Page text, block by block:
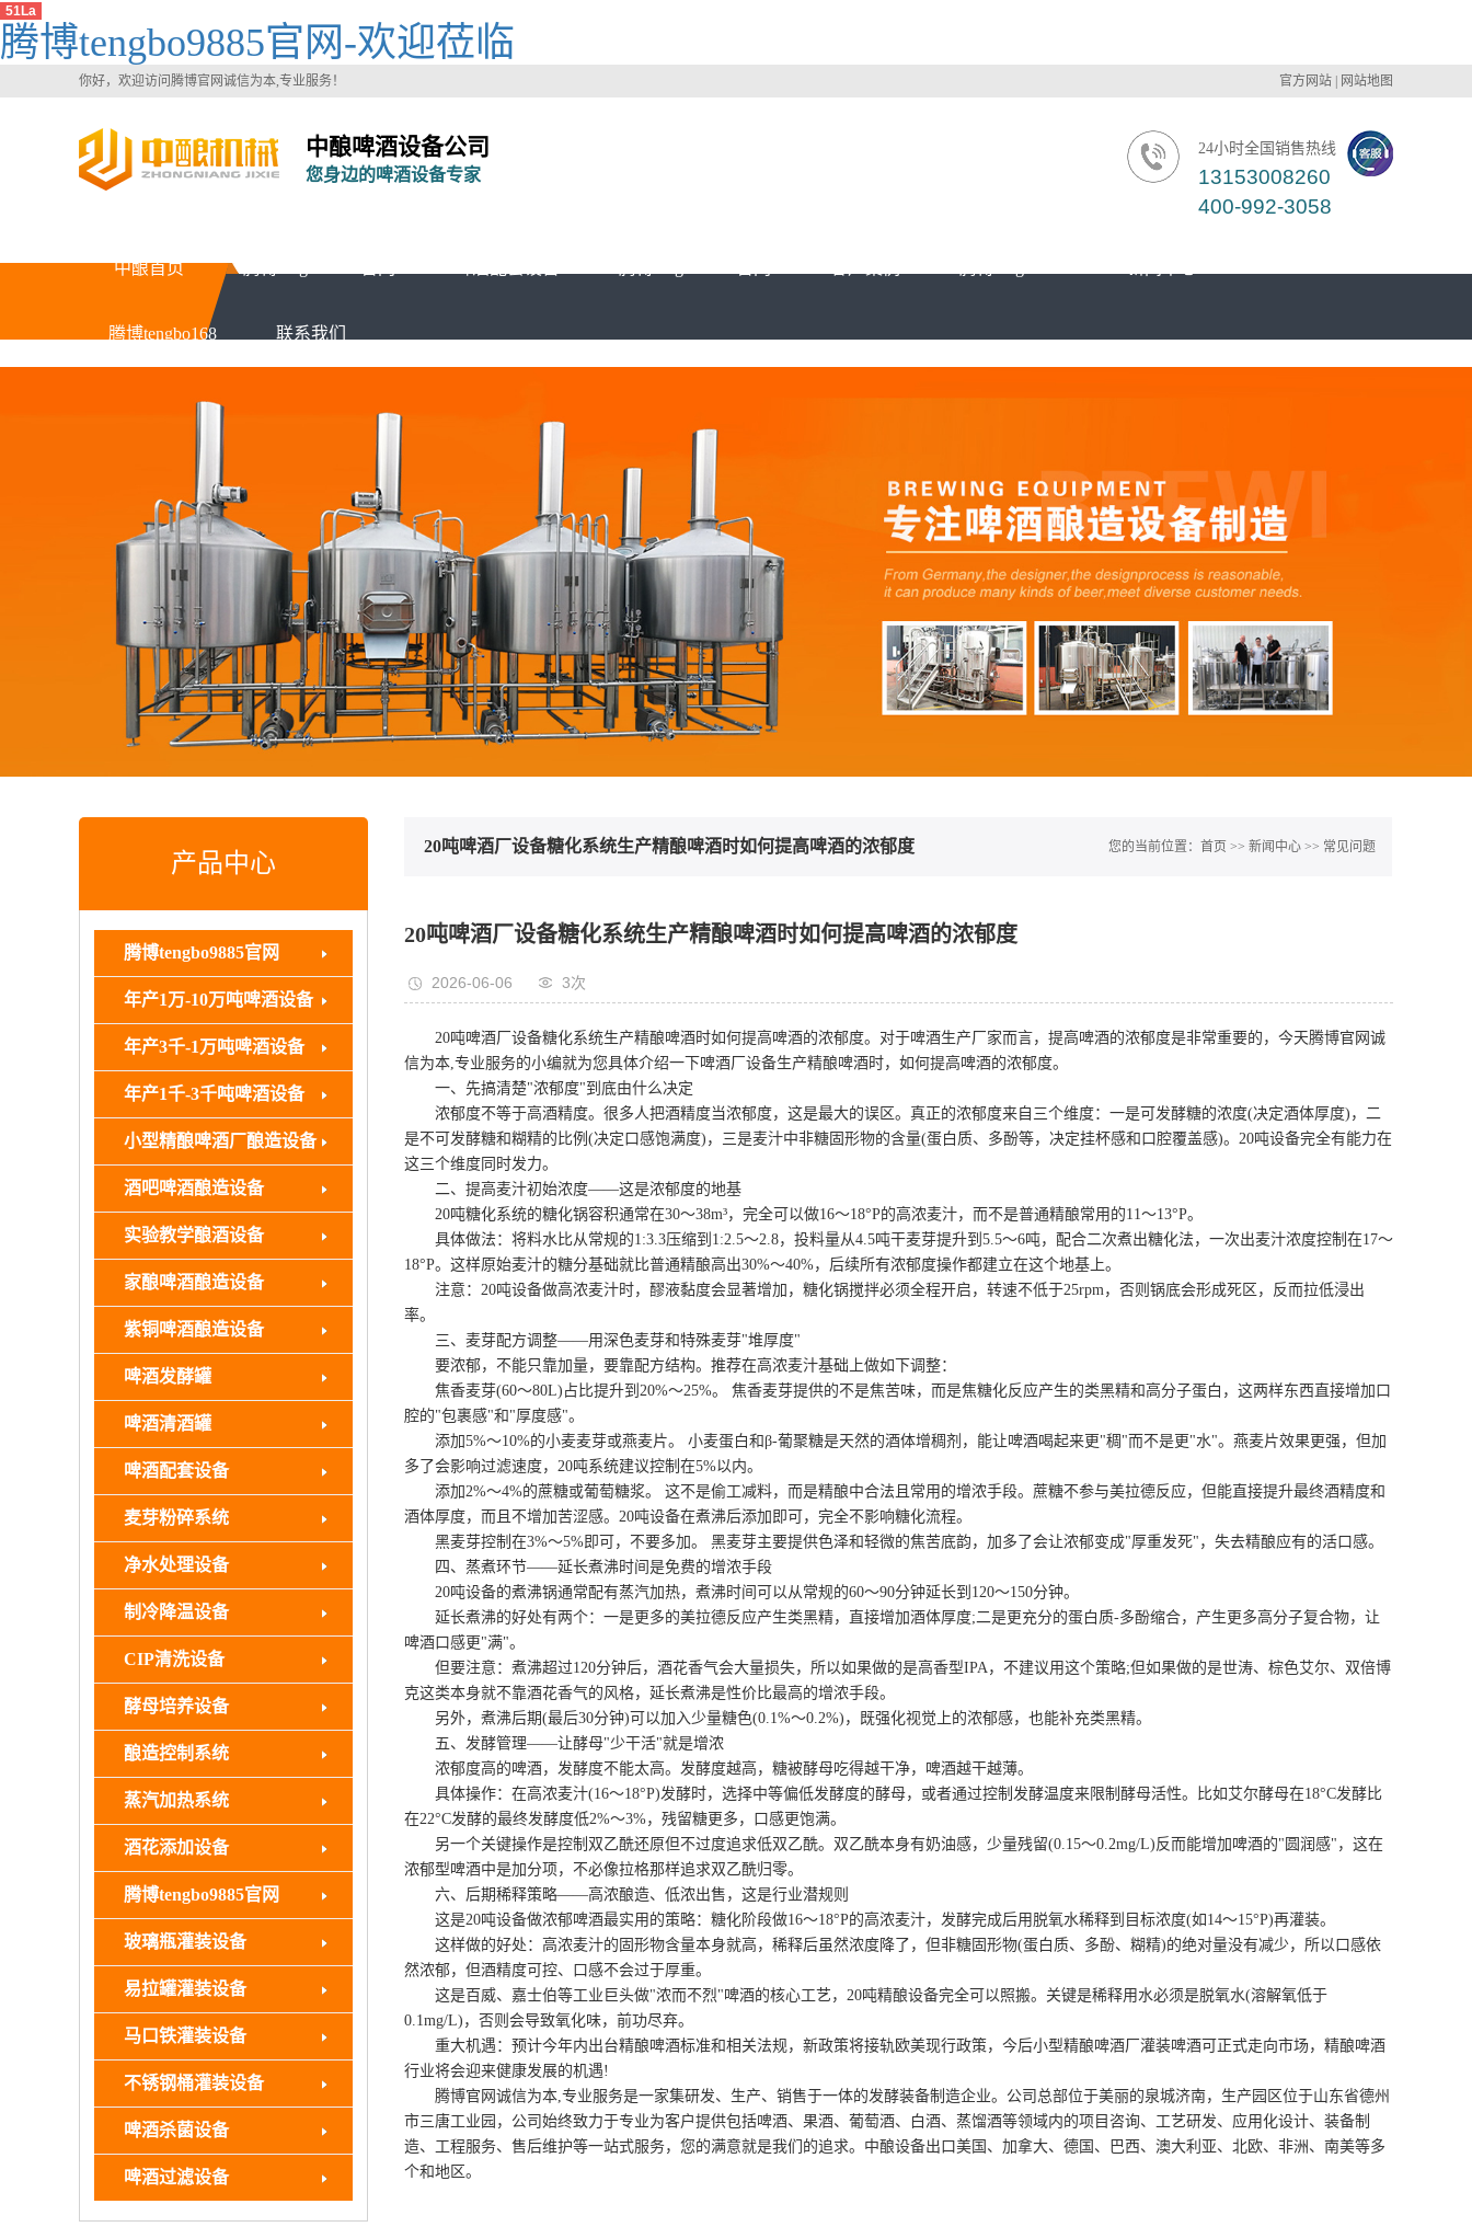
51La
腾博tengbo9885官网-欢迎莅临
你好，欢迎访问腾博官网诚信为本,专业服务！ 官方网站 网站地图
中酿啤酒设备公司
您身边的啤酒设备专家
24小时全国销售热线
13153008260
400-992-3058
中酿首页
腾博tengbo168 联系我们
产品中心
腾博tengbo9885官网
年产1万-10万吨啤酒设备
年产3千-1万吨啤酒设备
年产1千-3千吨啤酒设备
小型精酿啤酒厂酿造设备
酒吧啤酒酿造设备
实验教学酿酒设备
家酿啤酒酿造设备
紫铜啤酒酿造设备
啤酒发酵罐
啤酒清酒罐
啤酒配套设备
麦芽粉碎系统
净水处理设备
制冷降温设备
CIP清洗设备
酵母培养设备
酿造控制系统
蒸汽加热系统
酒花添加设备
腾博tengbo9885官网
玻璃瓶灌装设备
易拉罐灌装设备
马口铁灌装设备
不锈钢桶灌装设备
啤酒杀菌设备
啤酒过滤设备
20吨啤酒厂设备糖化系统生产精酿啤酒时如何提高啤酒的浓郁度 您的当前位置： 首页 >> 新闻中心 >> 常见问题
20吨啤酒厂设备糖化系统生产精酿啤酒时如何提高啤酒的浓郁度
2026-06-06 3次
20吨啤酒厂设备糖化系统生产精酿啤酒时如何提高啤酒的浓郁度。对于啤酒生产厂家而言，提高啤酒的浓郁度是非常重要的，今天腾博官网诚
信为本,专业服务的小编就为您具体介绍一下啤酒厂设备生产精酿啤酒时，如何提高啤酒的浓郁度。
一、先搞清楚"浓郁度"到底由什么决定
浓郁度不等于高酒精度。很多人把酒精度当浓郁度，这是最大的误区。真正的浓郁度来自三个维度：一是可发酵糖的浓度(决定酒体厚度)，二
是不可发酵糖和糊精的比例(决定口感饱满度)，三是麦汁中非糖固形物的含量(蛋白质、多酚等，决定挂杯感和口腔覆盖感)。20吨设备完全有能力在
这三个维度同时发力。
二、提高麦汁初始浓度——这是浓郁度的地基
20吨糖化系统的糖化锅容积通常在30～38m³，完全可以做16～18°P的高浓麦汁，而不是普通精酿常用的11～13°P。
具体做法：将料水比从常规的1:3.3压缩到1:2.5～2.8，投料量从4.5吨干麦芽提升到5.5～6吨，配合二次煮出糖化法，一次出麦汁浓度控制在17～
18°P。这样原始麦汁的糖分基础就比普通精酿高出30%～40%，后续所有浓郁度操作都建立在这个地基上。
注意：20吨设备做高浓麦汁时，醪液黏度会显著增加，糖化锅搅拌必须全程开启，转速不低于25rpm，否则锅底会形成死区，反而拉低浸出
率。
三、麦芽配方调整——用深色麦芽和特殊麦芽"堆厚度"
要浓郁，不能只靠加量，要靠配方结构。推荐在高浓麦汁基础上做如下调整：
焦香麦芽(60～80L)占比提升到20%～25%。 焦香麦芽提供的不是焦苦味，而是焦糖化反应产生的类黑精和高分子蛋白，这两样东西直接增加口
腔的"包裹感"和"厚度感"。
添加5%～10%的小麦麦芽或燕麦片。 小麦蛋白和β-葡聚糖是天然的酒体增稠剂，能让啤酒喝起来更"稠"而不是更"水"。燕麦片效果更强，但加
多了会影响过滤速度，20吨系统建议控制在5%以内。
添加2%～4%的蔗糖或葡萄糖浆。 这不是偷工减料，而是精酿中合法且常用的增浓手段。蔗糖不参与美拉德反应，但能直接提升最终酒精度和
酒体厚度，而且不增加苦涩感。20吨设备在煮沸后添加即可，完全不影响糖化流程。
黑麦芽控制在3%～5%即可，不要多加。 黑麦芽主要提供色泽和轻微的焦苦底韵，加多了会让浓郁变成"厚重发死"，失去精酿应有的活口感。
四、蒸煮环节——延长煮沸时间是免费的增浓手段
20吨设备的煮沸锅通常配有蒸汽加热，煮沸时间可以从常规的60～90分钟延长到120～150分钟。
延长煮沸的好处有两个：一是更多的美拉德反应产生类黑精，直接增加酒体厚度;二是更充分的蛋白质-多酚缩合，产生更多高分子复合物，让
啤酒口感更"满"。
但要注意：煮沸超过120分钟后，酒花香气会大量损失，所以如果做的是高香型IPA，不建议用这个策略;但如果做的是世涛、棕色艾尔、双倍博
克这类本身就不靠酒花香气的风格，延长煮沸是性价比最高的增浓手段。
另外，煮沸后期(最后30分钟)可以加入少量糖色(0.1%～0.2%)，既强化视觉上的浓郁感，也能补充类黑精。
五、发酵管理——让酵母"少干活"就是增浓
浓郁度高的啤酒，发酵度不能太高。发酵度越高，糖被酵母吃得越干净，啤酒越干越薄。
具体操作：在高浓麦汁(16～18°P)发酵时，选择中等偏低发酵度的酵母，或者通过控制发酵温度来限制酵母活性。比如艾尔酵母在18°C发酵比
在22°C发酵的最终发酵度低2%～3%，残留糖更多，口感更饱满。
另一个关键操作是控制双乙酰还原但不过度追求低双乙酰。双乙酰本身有奶油感，少量残留(0.15～0.2mg/L)反而能增加啤酒的"圆润感"，这在
浓郁型啤酒中是加分项，不必像拉格那样追求双乙酰归零。
六、后期稀释策略——高浓酿造、低浓出售，这是行业潜规则
这是20吨设备做浓郁啤酒最实用的策略：糖化阶段做16～18°P的高浓麦汁，发酵完成后用脱氧水稀释到目标浓度(如14～15°P)再灌装。
这样做的好处：高浓麦汁的固形物含量本身就高，稀释后虽然浓度降了，但非糖固形物(蛋白质、多酚、糊精)的绝对量没有减少，所以口感依
然浓郁，但酒精度可控、口感不会过于厚重。
这是百威、嘉士伯等工业巨头做"浓而不烈"啤酒的核心工艺，20吨精酿设备完全可以照搬。关键是稀释用水必须是脱氧水(溶解氧低于
0.1mg/L)，否则会导致氧化味，前功尽弃。
重大机遇：预计今年内出台精酿啤酒标准和相关法规，新政策将接轨欧美现行政策，今后小型精酿啤酒厂灌装啤酒可正式走向市场，精酿啤酒
行业将会迎来健康发展的机遇!
腾博官网诚信为本,专业服务是一家集研发、生产、销售于一体的发酵装备制造企业。公司总部位于美丽的泉城济南，生产园区位于山东省德州
市三唐工业园，公司始终致力于专业为客户提供包括啤酒、果酒、葡萄酒、白酒、蒸馏酒等领域内的项目咨询、工艺研发、应用化设计、装备制
造、工程服务、售后维护等一站式服务，您的满意就是我们的追求。中酿设备出口美国、加拿大、德国、巴西、澳大利亚、北欧、非洲、南美等多
个和地区。